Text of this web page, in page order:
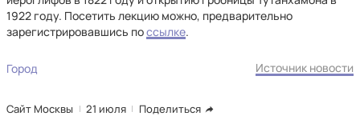
1922 году. Посетить лекцию можно, предварительно
зарегистрировавшись поссылке.
Город Источник новости
Сайт Москвы 21 июля Поделиться